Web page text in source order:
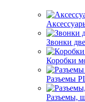
Звонки
Коробки
Разъемы
Разъемы,